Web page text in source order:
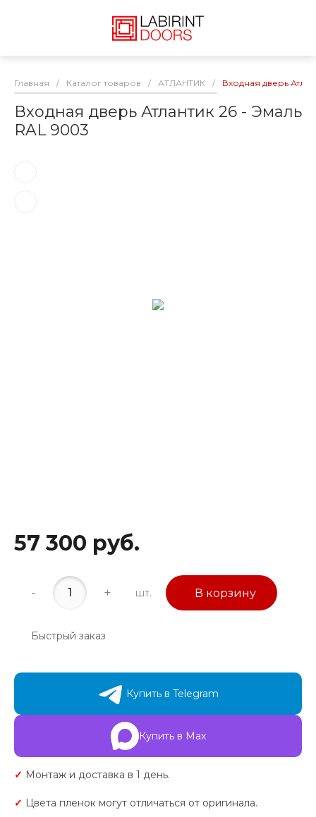
Главная / Каталог товаров / АТЛАНТИК / Входная дверь
Входная дверь Атлантик 26 - Эмаль
RAL 9003
57 300 руб.
- + шт. В корзину
Быстрый заказ
Купить в Telegram
Купить в Max
✓ Монтаж и доставка в 1 день.
✓ Цвета пленок могут отличаться от оригинала.